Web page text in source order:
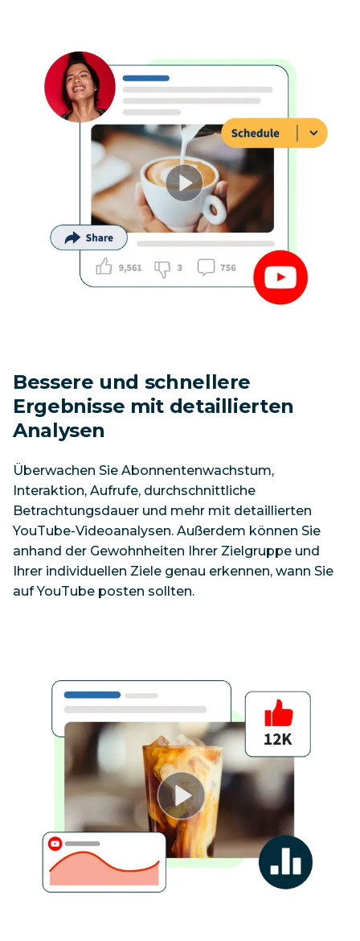
Bessere und schnellere
Ergebnisse mit detaillierten
Analysen
Überwachen Sie Abonnentenwachstum,
Interaktion, Aufrufe, durchschnittliche
Betrachtungsdauer und mehr mit detaillierten
YouTube-Videoanalysen. Außerdem können Sie
anhand der Gewohnheiten Ihrer Zielgruppe und
Ihrer individuellen Ziele genau erkennen, wann Sie
auf YouTube posten sollten.